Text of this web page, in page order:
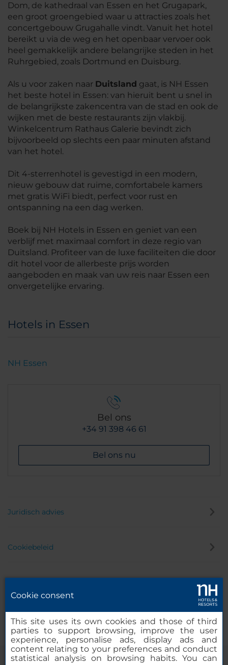
Dom, de kathedraal van Essen en het Grugapark,
een groot groengebied waar u attracties zoals het
concertgebouw Grugahalle vindt. Vanuit het hotel
bereikt u via de weg en het openbaar vervoer ook
heel gemakkelijk andere belangrijke steden in het
Ruhrgebied, zoals Dortmund en Duisburg.
Als u voor zaken naar Duitsland gaat, is NH Essen
het beste hotel in Essen: van hieruit bent u snel in
de belangrijkste zakencentra van de stad en ook de
wijken met de beste restaurants zijn vlakbij.
Winkelcentrum Rathaus Galerie bevindt zich
bijvoorbeeld op slechts een paar minuten afstand
van het hotel.
Dit 4-sterrenhotel is gevestigd in een modern,
nieuw gebouw dat ruime, comfortabele kamers
met gratis WiFi biedt, perfect voor rust en
ontspanning na een dag werken.
Boek bij NH Hotels in Essen en geniet van een
verblijf met maximaal comfort in deze regio van
Duitsland. Profiteer van de luxe faciliteiten die door
dit hotel voor de allerbeste prijs worden
aangeboden en maak van uw reis naar Essen een
onvergetelijke ervaring.
Hotels in Essen
NH Essen
Bel ons
+34 91 398 46 61
Bel ons nu
Juridisch advies
Cookiebeleid
Klokkenluider
Cookie consent
This site uses its own cookies and those of third
parties to support browsing, improve the user
experience, personalise ads, display ads and
content relating to your preferences and conduct
statistical analysis on browsing habits. You can